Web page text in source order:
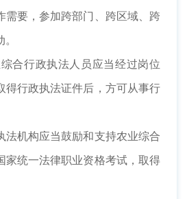
需要，参加跨部门、跨区域、跨
合行政执法人员应当经过岗位
得行政执法证件后，方可从事行
法机构应当鼓励和支持农业综合
家统一法律职业资格考试，取得